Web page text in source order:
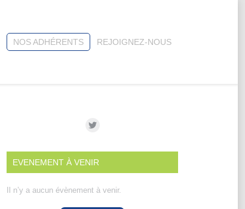
NOS ADHÉRENTS REJOIGNEZ-NOUS
EVENEMENT À VENIR
Il n’y a aucun évènement à venir.